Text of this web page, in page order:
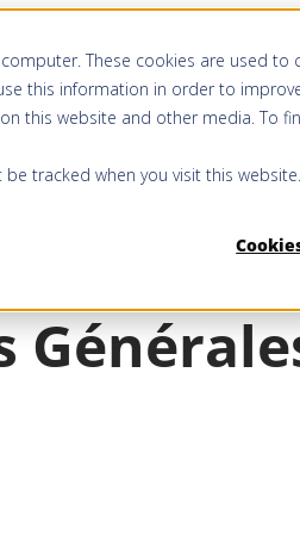
These cookies are used
this information in order to
this website and other media. To
be tracked when you visit this
Produit